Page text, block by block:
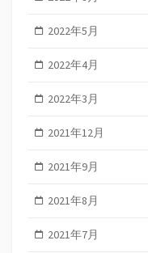
2022年5月
2022年4月
2022年3月
2021年12月
2021年9月
2021年8月
2021年7月